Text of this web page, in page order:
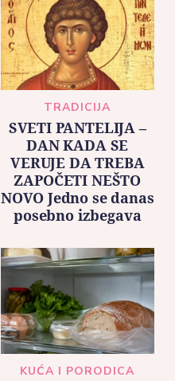
TRADICIJA
SVETI PANTELIJA –
DAN KADA SE
VERUJE DA TREBA
ZAPOČETI NEŠTO
NOVO Jedno se danas
posebno izbegava
KUĆA I PORODICA